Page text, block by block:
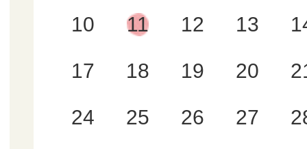
10 11 12 13
17 18 19 20
24 25 26 27